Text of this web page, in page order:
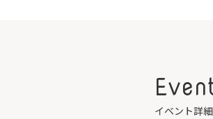
イベント詳細